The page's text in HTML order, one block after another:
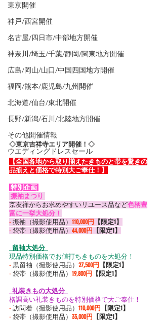
東京開催
神戸/西宮開催
名古屋/四日市/中部地方開催
神奈川/埼玉/千葉/静岡/関東地方開催
広島/岡山/山口/中国四国地方開催
福岡/熊本/鹿児島/九州開催
北海道/仙台/東北開催
長野/新潟/石川/北陸地方開催
その他開催情報
ウエディングドレスセール
◇東京吉祥寺エリア開催！◇
【全国各地から取り揃えたきものと帯を驚きの
品揃えと価格で特別大ご奉仕！】
特別企画
振袖まつり
京友禅からお求めやすいリユース品など色柄豊
富に一挙大処分！
- 振袖（撮影使用品） 110,000円 【限定1】
- 袋帯（撮影使用品） 44,000円 【限定1】
  留袖大処分
現品特別価格でお値打ちきものを大処分！
- 黒留袖（撮影使用品） 27,500円 【限定1】
- 袋帯（撮影使用品） 19,800円 【限定1】
  礼装きもの大処分
格調高い礼装きものを特別価格で大ご奉仕！
- 訪問着（撮影使用品） 110,000円 【限定1】
- 袋帯（撮影使用品） 33,000円 【限定1】